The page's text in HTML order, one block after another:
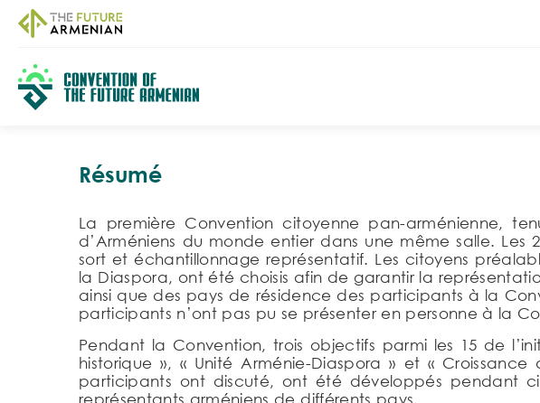
Résumé
La première Convention citoyenne pan-arménienne,
d’Arméniens du monde entier dans une même salle.
sort et échantillonnage représentatif. Les citoyens
la Diaspora, ont été choisis afin de garantir la
ainsi que des pays de résidence des participants à la
participants n’ont pas pu se présenter en personne à la
Pendant la Convention, trois objectifs parmi les 15 de
historique », « Unité Arménie-Diaspora » et «
participants ont discuté, ont été développés pendant
représentants arméniens de différents pays.